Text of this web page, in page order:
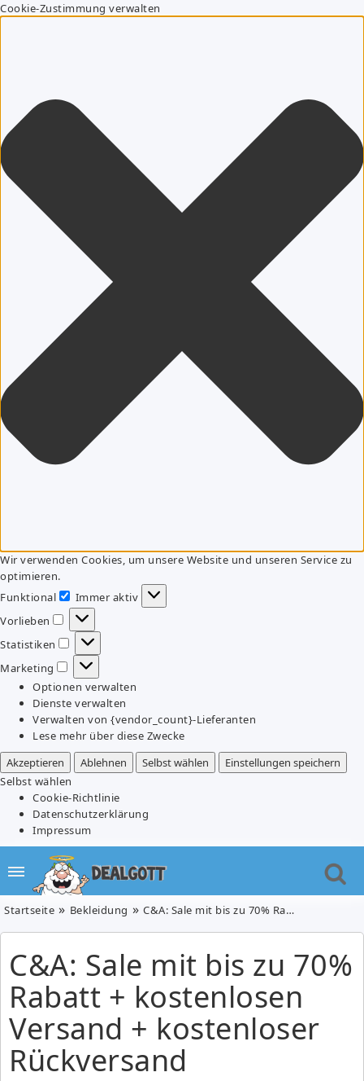
Cookie-Zustimmung verwalten
Wir verwenden Cookies, um unsere Website und unseren Service zu
optimieren.
Funktional
Funktional
Immer aktiv
Vorlieben
Vorlieben
Statistiken
Statistiken
Marketing
Marketing
Optionen verwalten
Dienste verwalten
Verwalten von {vendor_count}-Lieferanten
Lese mehr über diese Zwecke
Akzeptieren
Ablehnen Selbst wählen
Einstellungen speichern
Selbst wählen
Cookie-Richtlinie
Datenschutzerklärung
Impressum
Startseite Bekleidung C&A: Sale mit bis zu 70% Rabatt + kostenlosen Versand + kostenloser Rückversand
C&A: Sale mit bis zu 70%
Rabatt + kostenlosen
Versand + kostenloser
Rückversand